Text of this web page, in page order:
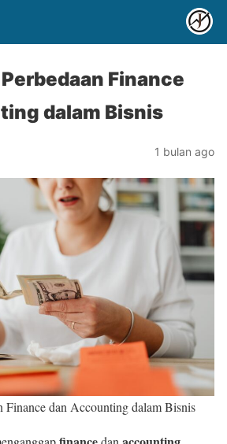
Finance
dalam Bisnis
1 bulan ago
Finance dan Accounting dalam Bisnis